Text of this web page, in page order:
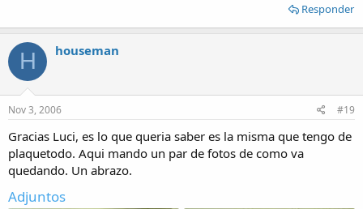
Responder
H houseman
Nov 3, 2006 #19
Gracias Luci, es lo que queria saber es la misma que tengo de
plaquetodo. Aqui mando un par de fotos de como va
quedando. Un abrazo.
Adjuntos